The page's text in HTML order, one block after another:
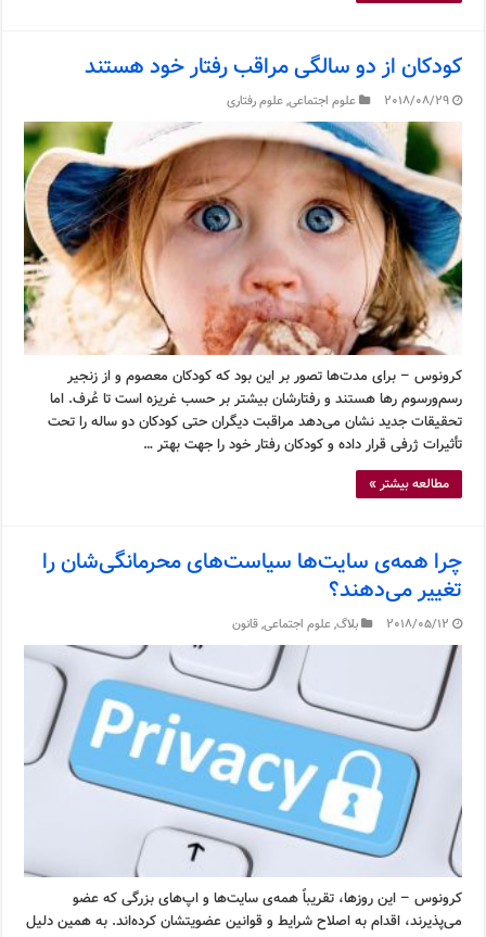
کودکان از دو سالگی مراقب رفتار خود هستند
2018/08/29 علوم اجتماعی,علوم رفتاری
کرونوس – برای مدت‌ها تصور بر این بود که کودکان معصوم و از زنجیر
رسم‌ورسوم رها هستند و رفتارشان بیشتر بر حسب غریزه است تا عُرف. اما
تحقیقات جدید نشان می‌دهد مراقبت دیگران حتی کودکان دو ساله را تحت
تأثیرات ژرفی قرار داده و کودکان رفتار خود را جهت بهتر …
مطالعه بیشتر »
چرا همه‌ی سایت‌ها سیاست‌های محرمانگی‌شان را
تغییر می‌دهند؟
2018/05/12 بلاگ,علوم اجتماعی,قانون
کرونوس – این روزها، تقریباً همه‌ی سایت‌ها و اپ‌های بزرگی که عضو
می‌پذیرند، اقدام به اصلاح شرایط و قوانین عضویتشان کرده‌اند. به همین دلیل